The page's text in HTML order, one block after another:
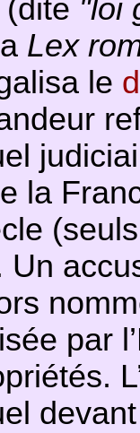
(dite "loi
Lex
le
la
Un
par